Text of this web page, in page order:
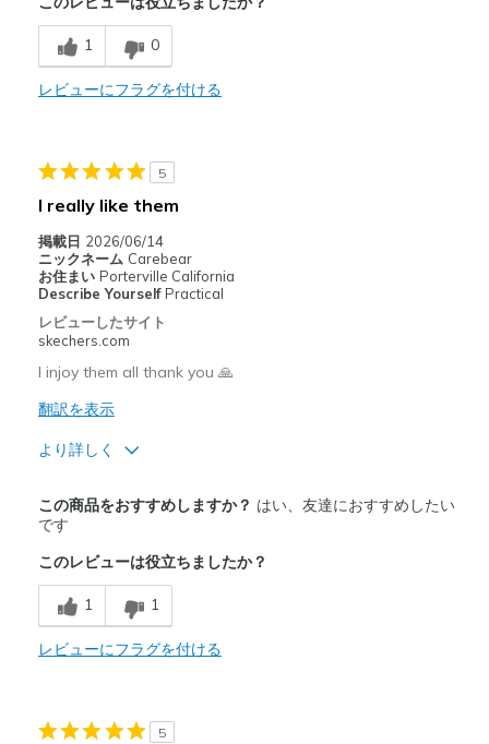
Breathe Well
Comfortable
Durable
以下に最適
Casual Wear
Going Out
Special Occasions
Travel
Width
Feels true to width
Sizing
1 0
レビューにフラグを付ける
5
I really like them
掲載日 2026/06/14
ニックネーム Carebear
お住まい Porterville California
Describe Yourself Practical
レビューしたサイト
skechers.com
I injoy them all thank you 🙏
翻訳を表示
より詳しく
Comfortable
商品が期待と異なったレビュー
Wear Out Quickly
以下に最適
Width
この商品をおすすめしますか？ はい、友達におすすめしたい
です
このレビューは役立ちましたか？
1 1
レビューにフラグを付ける
5